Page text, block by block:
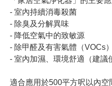
- 室內持續消毒殺菌
- 除臭及分解異味
- 降低空氣中的致敏源
- 除甲醛及有害氣體（VOCs）
- 室內加濕、環境舒適（建議
適合應用於500平方呎以內空